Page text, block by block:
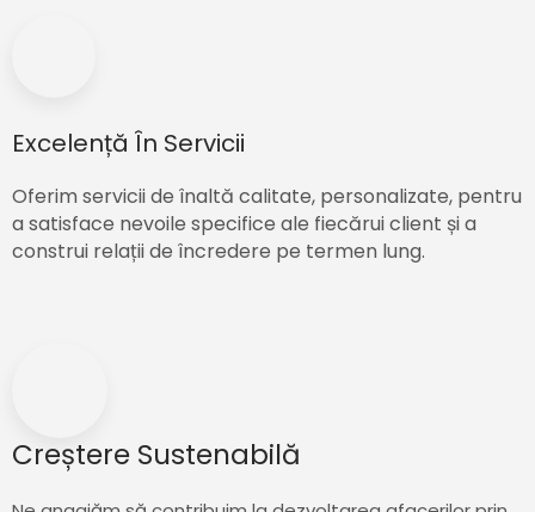
Excelență În Servicii
Oferim servicii de înaltă calitate, personalizate, pentru
a satisface nevoile specifice ale fiecărui client și a
construi relații de încredere pe termen lung.
Creștere Sustenabilă